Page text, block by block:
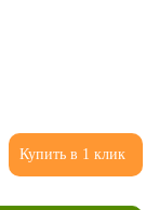
Купить в 1 клик